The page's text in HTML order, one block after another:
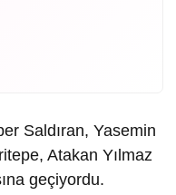
Saldıran, Yasemin
Atakan Yılmaz
geçiyordu.